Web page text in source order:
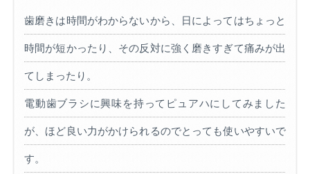
歯磨きは時間がわからないから、日によってはちょっと
時間が短かったり、その反対に強く磨きすぎて痛みが出
てしまったり。
電動歯ブラシに興味を持ってピュアハにしてみました
が、ほど良い力がかけられるのでとっても使いやすいで
す。